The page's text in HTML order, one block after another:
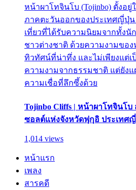
หน้าผาโทจินโบ (Tojinbo) ตั้งอยู่
ภาคตะวันออกของประเทศญี่ปุ่
เที่ยวที่ได้รับความนิยมจากทั้งนั
ชาวต่างชาติ ด้วยความงามขอ
ทิวทัศน์ที่น่าทึ่ง และไม่เพียงแต่
ความงามจากธรรมชาติ แต่ยังแ
ความเชื่อที่ลึกซึ้งด้วย
Tojinbo Cliffs | หน้าผาโทจินโ
ซอลต์แห่งจังหวัดฟุกุอิ ประเทศ
1,014 views
หน้าแรก
เพลง
สารคดี